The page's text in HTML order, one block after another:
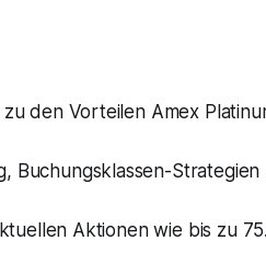
den Vorteilen Amex
Buchungsklassen-Strategien
Aktionen wie bis zu